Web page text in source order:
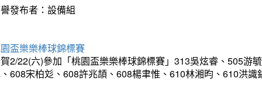
發布者：設備組
盃樂樂棒球錦標賽
2/22(六)參加「桃園盃樂樂棒球錦標賽」313吳炫睿、505游
608宋柏彣、608許兆頡、608楊聿惟、610林湘昀、610洪